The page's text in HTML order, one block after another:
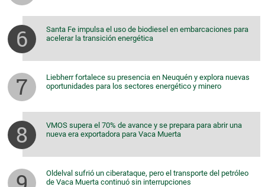
Santa Fe impulsa el uso de biodiesel en embarcaciones para
acelerar la transición energética
Liebherr fortalece su presencia en Neuquén y explora nuevas
oportunidades para los sectores energético y minero
VMOS supera el 70% de avance y se prepara para abrir una
nueva era exportadora para Vaca Muerta
Oldelval sufrió un ciberataque, pero el transporte del petróleo
de Vaca Muerta continuó sin interrupciones